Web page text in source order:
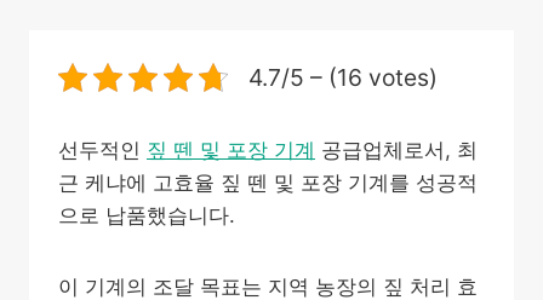
4.7/5 – (16 votes)
선두적인 짚 뗀 및 포장 기계 공급업체로서, 최
근 케냐에 고효율 짚 뗀 및 포장 기계를 성공적
으로 납품했습니다.
이 기계의 조달 목표는 지역 농장의 짚 처리 효